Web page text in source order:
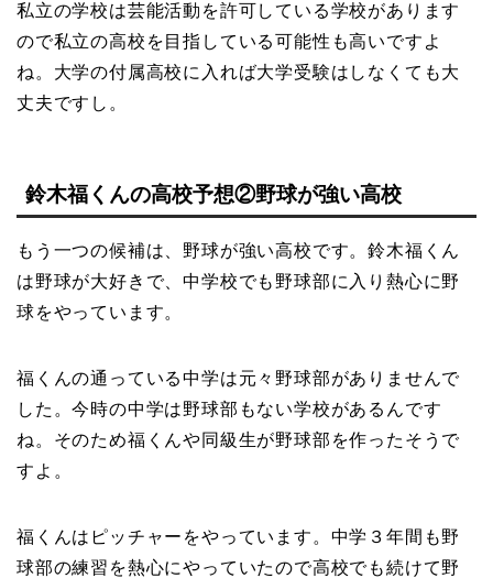
私立の学校は芸能活動を許可している学校があります
ので私立の高校を目指している可能性も高いですよ
ね。大学の付属高校に入れば大学受験はしなくても大
丈夫ですし。
鈴木福くんの高校予想②野球が強い高校
もう一つの候補は、野球が強い高校です。鈴木福くん
は野球が大好きで、中学校でも野球部に入り熱心に野
球をやっています。
福くんの通っている中学は元々野球部がありませんで
した。今時の中学は野球部もない学校があるんです
ね。そのため福くんや同級生が野球部を作ったそうで
すよ。
福くんはピッチャーをやっています。中学３年間も野
球部の練習を熱心にやっていたので高校でも続けて野